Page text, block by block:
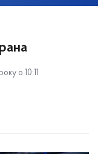
о 10:11